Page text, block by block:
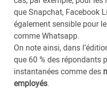
que Snapchat, Facebook
également sensible pour
comme Whatsapp.
On note ainsi, dans
que 60 % des répondants
instantanées comme des
employés.